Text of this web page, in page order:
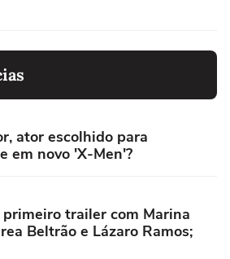
ator escolhido para
em novo 'X-Men'?
trailer com Marina
Beltrão e Lázaro Ramos;